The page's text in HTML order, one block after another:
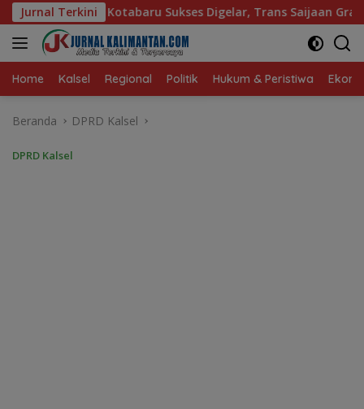
Langsung
ke
konten
Jurnal Terkini
Digelar, Trans Saijaan Gratis Mulai Beroperasi
Home Kalsel Regional Politik Hukum & Peristiwa
Beranda DPRD Kalsel
DPRD Kalsel